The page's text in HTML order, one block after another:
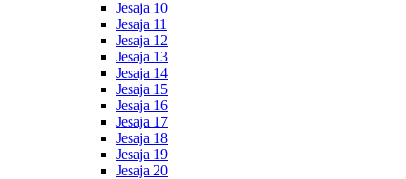
Jesaja 10
Jesaja 11
Jesaja 12
Jesaja 13
Jesaja 14
Jesaja 15
Jesaja 16
Jesaja 17
Jesaja 18
Jesaja 19
Jesaja 20